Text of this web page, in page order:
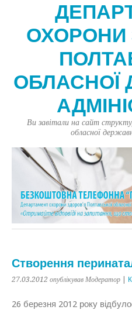
ОХОРОНИ
ОБЛАСНОЇ
Ви завітали на сайт
обласної
Створення
27.03.2012 опублікував Модератор
26 березня 2012 року